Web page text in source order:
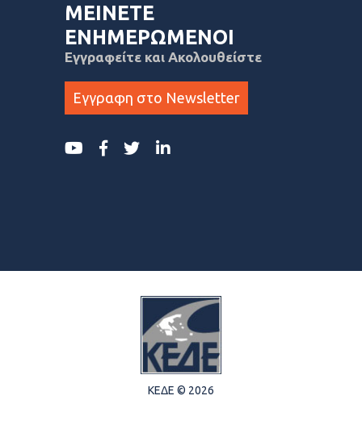
ΜΕΙΝΕΤΕ
ΕΝΗΜΕΡΩΜΕΝΟΙ
Εγγραφείτε και Ακολουθείστε
Εγγραφη στο Newsletter
ΚΕΔΕ © 2026